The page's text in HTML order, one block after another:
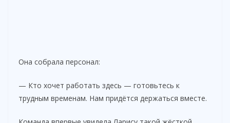
Она собрала персонал:
— Кто хочет работать здесь — готовьтесь к
трудным временам. Нам придётся держаться вместе.